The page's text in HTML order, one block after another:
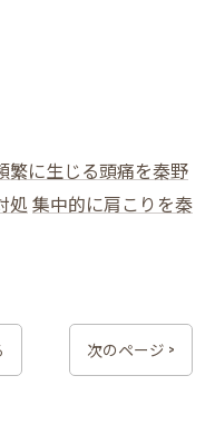
繁に生じる頭痛を秦野
処 集中的に肩こりを秦
次のページ >